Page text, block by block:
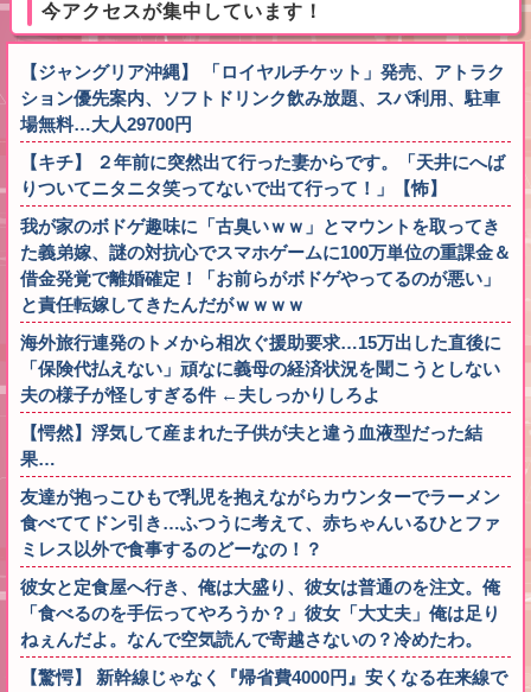
今アクセスが集中しています！
【ジャングリア沖縄】 「ロイヤルチケット」発売、アトラク
ション優先案内、ソフトドリンク飲み放題、スパ利用、駐車
場無料…大人29700円
【キチ】 ２年前に突然出て行った妻からです。「天井にへば
りついてニタニタ笑ってないで出て行って！」【怖】
我が家のボドゲ趣味に「古臭いｗｗ」とマウントを取ってき
た義弟嫁、謎の対抗心でスマホゲームに100万単位の重課金＆
借金発覚で離婚確定！「お前らがボドゲやってるのが悪い」
と責任転嫁してきたんだがｗｗｗｗ
海外旅行連発のトメから相次ぐ援助要求…15万出した直後に
「保険代払えない」頑なに義母の経済状況を聞こうとしない
夫の様子が怪しすぎる件 ←夫しっかりしろよ
【愕然】浮気して産まれた子供が夫と違う血液型だった結
果…
友達が抱っこひもで乳児を抱えながらカウンターでラーメン
食べててドン引き…ふつうに考えて、赤ちゃんいるひとファ
ミレス以外で食事するのどーなの！？
彼女と定食屋へ行き、俺は大盛り、彼女は普通のを注文。俺
「食べるのを手伝ってやろうか？」彼女「大丈夫」俺は足り
ねぇんだよ。なんで空気読んで寄越さないの？冷めたわ。
【驚愕】 新幹線じゃなく『帰省費4000円』安くなる在来線で